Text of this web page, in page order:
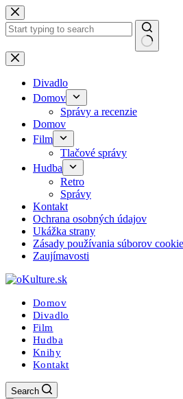
Skip
to
content
No
results
Divadlo
Domov
Správy a recenzie
Domov
Film
Tlačové správy
Hudba
Retro
Správy
Kontakt
Ochrana osobných údajov
Ukážka strany
Zásady používania súborov
Zaujímavosti
Domov
Divadlo
Film
Hudba
Knihy
Kontakt
Search